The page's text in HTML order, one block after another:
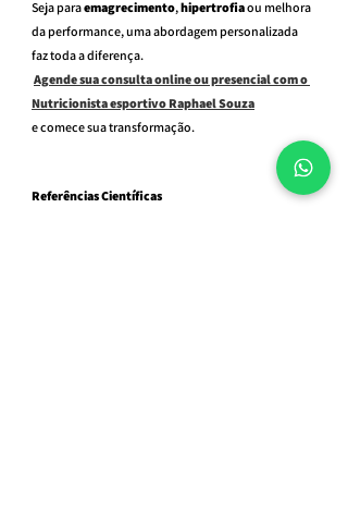
Seja para emagrecimento, hipertrofia ou melhora
da performance, uma abordagem personalizada
faz toda a diferença.
Agende sua consulta online ou presencial com o
Nutricionista esportivo Raphael Souza
e comece sua transformação.
Referências Científicas